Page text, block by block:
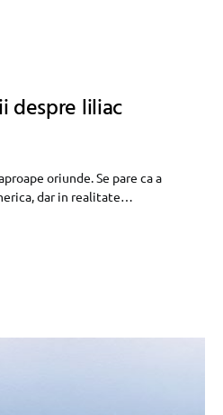
despre liliac
oriunde. Se pare ca a
dar in realitate…